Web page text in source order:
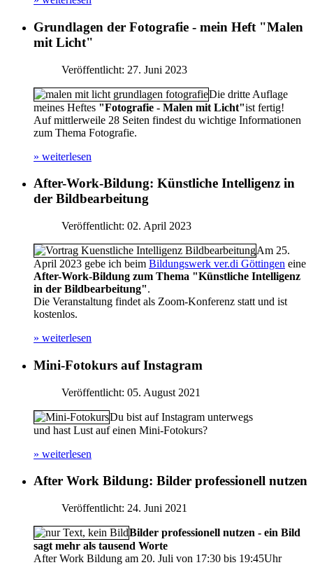
Grundlagen der Fotografie - mein Heft "Malen
mit Licht"
Veröffentlicht: 27. Juni 2023
Die dritte Auflage
meines Heftes "Fotografie - Malen mit Licht"ist fertig!
Auf mittlerweile 28 Seiten findest du wichtige Informationen
zum Thema Fotografie.
» weiterlesen
After-Work-Bildung: Künstliche Intelligenz in
der Bildbearbeitung
Veröffentlicht: 02. April 2023
Am 25.
April 2023 gebe ich beim Bildungswerk ver.di Göttingen eine
After-Work-Bildung zum Thema "Künstliche Intelligenz
in der Bildbearbeitung".
Die Veranstaltung findet als Zoom-Konferenz statt und ist
kostenlos.
» weiterlesen
Mini-Fotokurs auf Instagram
Veröffentlicht: 05. August 2021
Du bist auf Instagram unterwegs
und hast Lust auf einen Mini-Fotokurs?
» weiterlesen
After Work Bildung: Bilder professionell nutzen
Veröffentlicht: 24. Juni 2021
Bilder professionell nutzen - ein Bild
sagt mehr als tausend Worte
After Work Bildung am 20. Juli von 17:30 bis 19:45Uhr